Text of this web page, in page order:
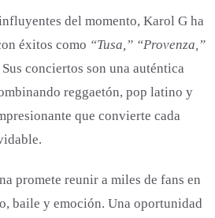
del momento, Karol G ha
éxitos como “Tusa,” “Provenza,”
Sus conciertos son una auténtica
reggaetón, pop latino y
que convierte cada
promete reunir a miles de fans en
baile y emoción. Una oportunidad